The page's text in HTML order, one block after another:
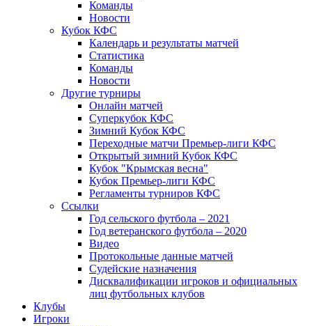
Команды
Новости
Кубок КФС
Календарь и результаты матчей
Статистика
Команды
Новости
Другие турниры
Онлайн матчей
Суперкубок КФС
Зимний Кубок КФС
Переходные матчи Премьер-лиги КФС
Открытый зимний Кубок КФС
Кубок "Крымская весна"
Кубок Премьер-лиги КФС
Регламенты турниров КФС
Ссылки
Год сельского футбола – 2021
Год ветеранского футбола – 2020
Видео
Протокольные данные матчей
Судейские назначения
Дисквалификации игроков и официальных
лиц футбольных клубов
Клубы
Игроки